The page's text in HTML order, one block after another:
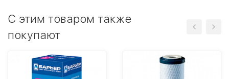
C этим товаром также
покупают